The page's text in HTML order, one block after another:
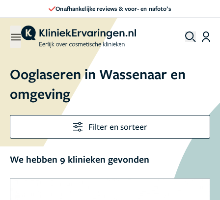
Onafhankelijke reviews & voor- en nafoto’s
Ooglaseren in Wassenaar en
omgeving
Filter en sorteer
We hebben 9 klinieken gevonden